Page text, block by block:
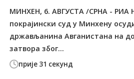
прије 31 секунд
МИНХЕН, 6. АВГУСТА /СРНА - РИА
покрајински суд у Минхену
држављанина Авганистана на
затвора због...